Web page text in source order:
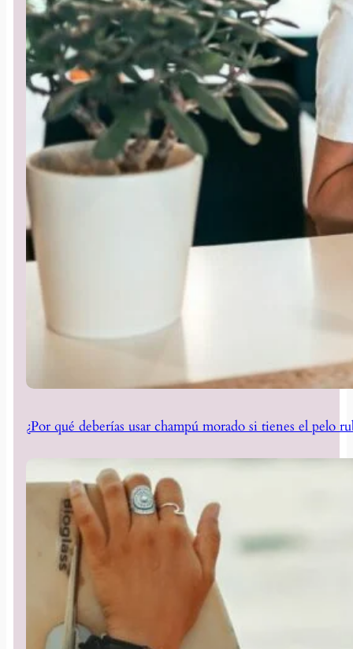
¿Por qué deberías usar champú morado si tienes el pelo